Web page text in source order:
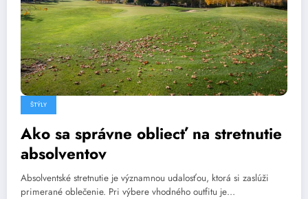
ŠTÝLY
Ako sa správne obliecť na stretnutie
absolventov
Absolventské stretnutie je významnou udalosťou, ktorá si zaslúži
primerané oblečenie. Pri výbere vhodného outfitu je…